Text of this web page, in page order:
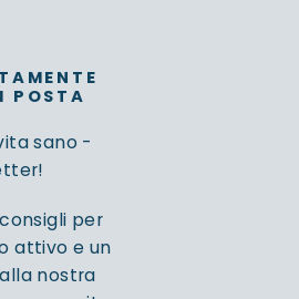
POSTA
sano -
per
attivo e un
nostra